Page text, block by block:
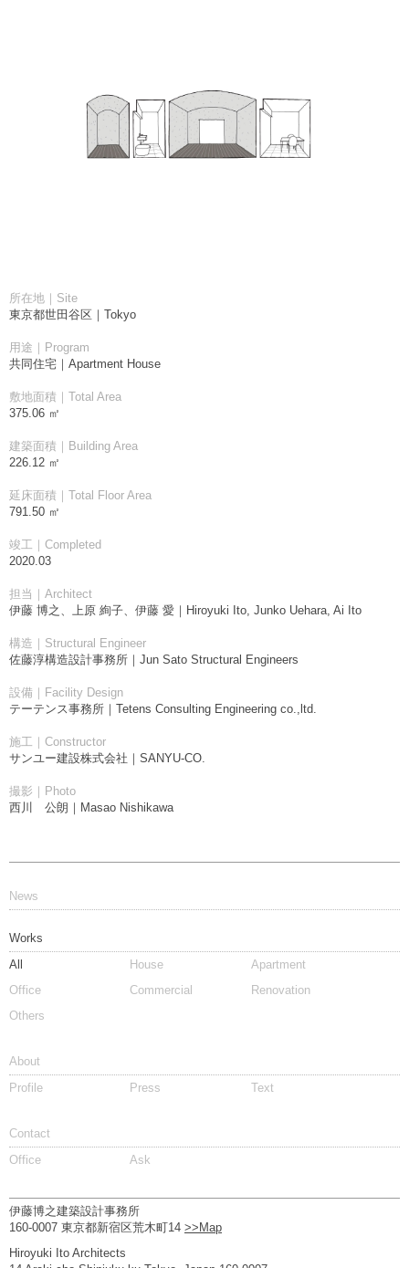
所在地｜Site
東京都世田谷区｜Tokyo
用途｜Program
共同住宅｜Apartment House
敷地面積｜Total Area
375.06 ㎡
建築面積｜Building Area
226.12 ㎡
延床面積｜Total Floor Area
791.50 ㎡
竣工｜Completed
2020.03
担当｜Architect
伊藤 博之、上原 絢子、伊藤 愛｜Hiroyuki Ito, Junko Uehara, Ai Ito
構造｜Structural Engineer
佐藤淳構造設計事務所｜Jun Sato Structural Engineers
設備｜Facility Design
テーテンス事務所｜Tetens Consulting Engineering co.,ltd.
施工｜Constructor
サンユー建設株式会社｜SANYU-CO.
撮影｜Photo
西川 公朗｜Masao Nishikawa
News
Works
All
House
Apartment
Office
Commercial
Renovation
Others
About
Profile
Press Text
Contact
Office
Ask
伊藤博之建築設計事務所
160-0007 東京都新宿区荒木町14 >>Map
Hiroyuki Ito Architects